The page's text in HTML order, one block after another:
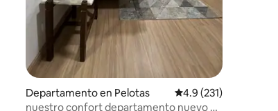
Departamento en Pelotas Calificación
4.9 (231)
nuestro confort departamento nuevo y